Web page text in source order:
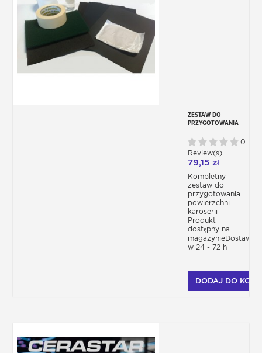
ZESTAW DO
PRZYGOTOWANIA
MALOWANIEM
0
Review(s)
79,15 zł
Kompletny
zestaw do
przygotowania
powierzchni
karoserii
Produkt
dostępny na
magazynieDostawa
w 24 - 72 h
DODAJ DO